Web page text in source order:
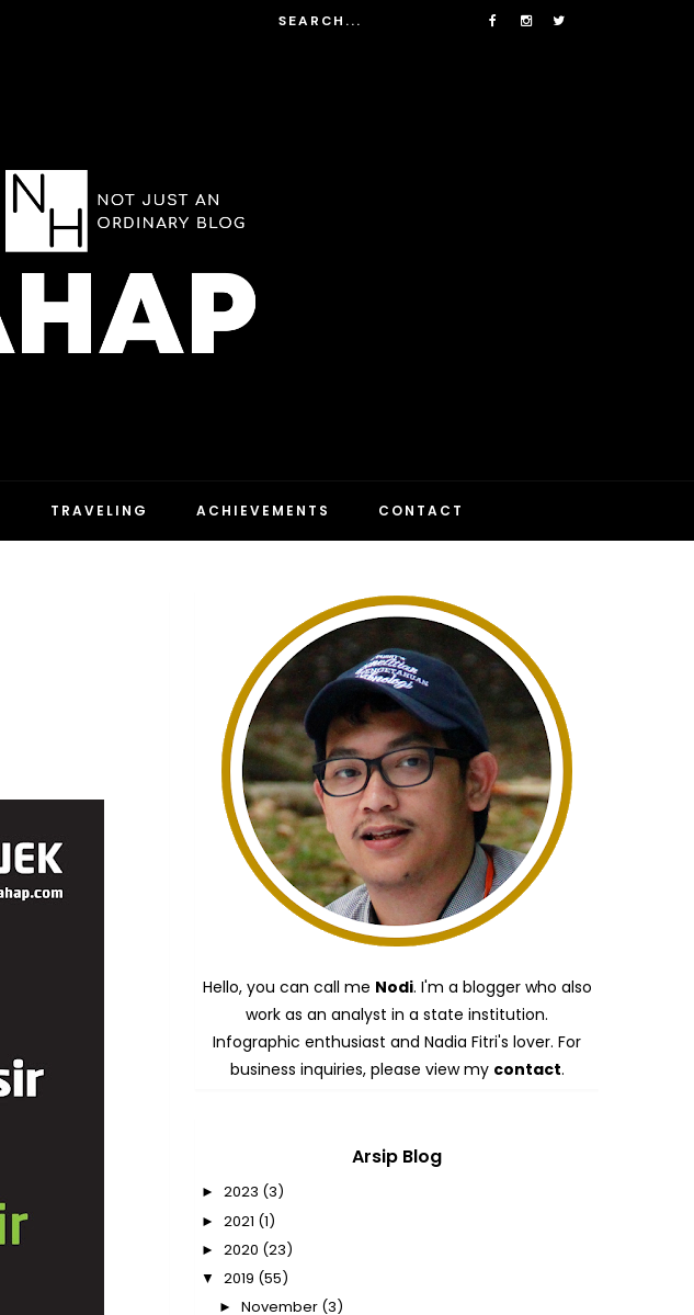
TRAVELING ACHIEVEMENTS CONTACT
Hello, you can call me Nodi. I'm a blogger who also
work as an analyst in a state institution.
Infographic enthusiast and Nadia Fitri's lover. For
business inquiries, please view my contact.
Arsip Blog
► 2023 (3)
► 2021 (1)
► 2020 (23)
▼ 2019 (55)
► November (3)